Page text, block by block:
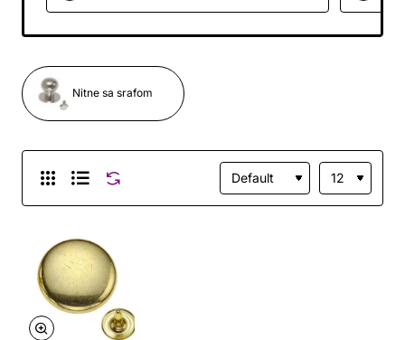
Nitne sa srafom